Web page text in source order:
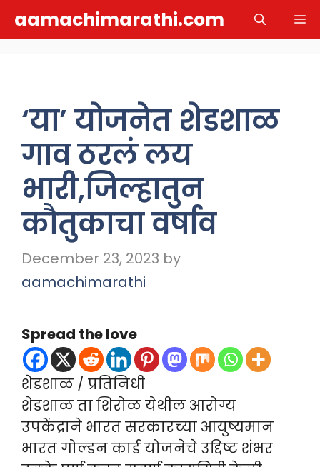
aamachimarathi.com
‘या’ योजनेत शेडशाळ
गाव ठरलं लय
भारी,जिल्हातुन
कौतुकाचा वर्षाव
December 23, 2023 by
aamachimarathi
Spread the love
शेडशाळ / प्रतिनिधी
शेडशाळ ता शिरोळ येथील आरोग्य
उपकेंद्राने भारत सरकारच्या आयुष्यमान
भारत गोल्डन कार्ड योजनेचे उद्दिष्ट शंभर